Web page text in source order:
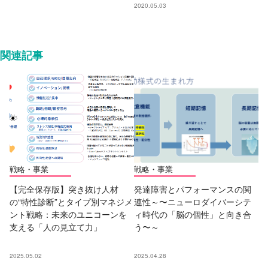
2020.05.03
関連記事
戦略・事業
【完全保存版】突き抜け人材
の“特性診断”とタイプ別マネジメ
ント戦略：未来のユニコーンを
支える「人の見立て力」
2025.05.02
戦略・事業
発達障害とパフォーマンスの関
連性～〜ニューロダイバーシテ
ィ時代の「脳の個性」と向き合
う〜～
2025.04.28